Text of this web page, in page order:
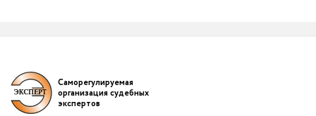
Саморегулируемая
организация судебных
экспертов